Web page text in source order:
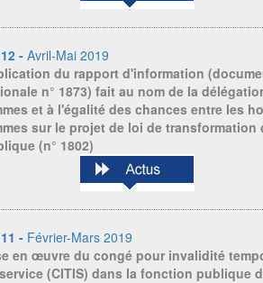
-Avril-Mai 2019
du rapport d'information
n° 1873) fait au nom de la
et à l'égalité des chances entre les
sur le projet de loi de transformation
(n° 1802)
- Février-Mars 2019
en œuvre du congé pour invalidité
(CITIS) dans la fonction publique